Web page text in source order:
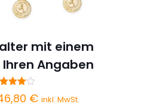
mit einem
Angaben
mit
€Preisspanne:
inkl. MwSt.